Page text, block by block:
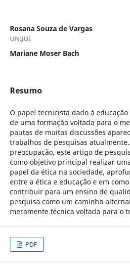
Rosana Souza de Vargas
UNIJUI
Mariane Moser Bach
Resumo
O papel tecnicista dado à educação
de uma formação voltada para o
pautas de muitas discussões
trabalhos de pesquisas
preocupação, este artigo de
como objetivo principal realizar
papel da ética na sociedade,
entre a ética e educação e em
contribuir para um ensino de
pesquisa como um caminho
meramente técnica voltada para o
PDF